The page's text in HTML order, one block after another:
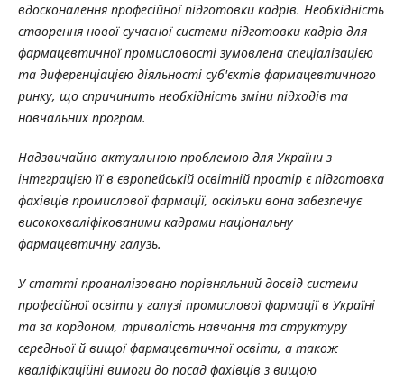
вдосконалення професійної підготовки кадрів. Необхідність
створення нової сучасної системи підготовки кадрів для
фармацевтичної промисловості зумовлена спеціалізацією
та диференціацією діяльності суб'єктів фармацевтичного
ринку, що спричинить необхідність зміни підходів та
навчальних програм.
Надзвичайно актуальною проблемою для України з
інтеграцією її в європейській освітній простір є підготовка
фахівців промислової фармації, оскільки вона забезпечує
висококваліфікованими кадрами національну
фармацевтичну галузь.
У статті проаналізовано порівняльний досвід системи
професійної освіти у галузі промислової фармації в Україні
та за кордоном, тривалість навчання та структуру
середньої й вищої фармацевтичної освіти, а також
кваліфікаційні вимоги до посад фахівців з вищою